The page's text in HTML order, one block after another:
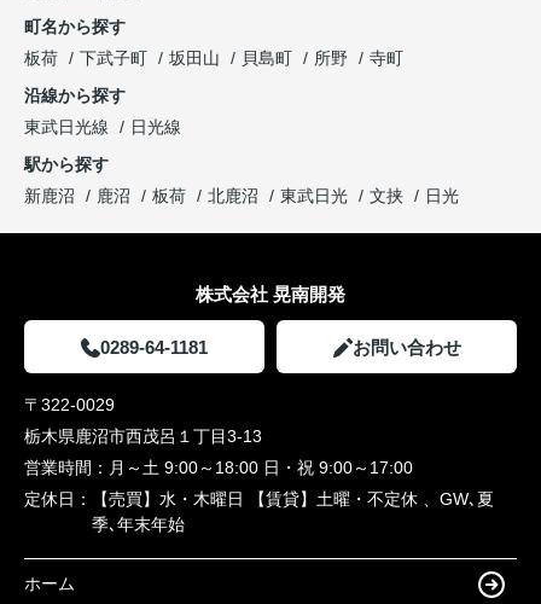
町名から探す
板荷
下武子町 坂田山 貝島町 所野
寺町
沿線から探す
東武日光線
日光線
駅から探す
新鹿沼
鹿沼 板荷 北鹿沼 東武日光 文挟 日光
株式会社 晃南開発
0289-64-1181 お問い合わせ
〒322-0029
栃木県鹿沼市西茂呂１丁目3-13
営業時間： 月～土 9:00～18:00 日・祝 9:00～17:00
定休日：
【売買】水・木曜日 【賃貸】土曜・不定休 、GW､夏
季､年末年始
ホーム